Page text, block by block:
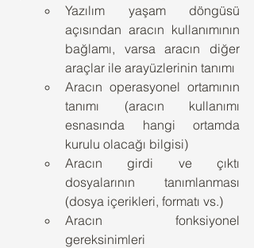
Yazılım yaşam döngüsü
açısından aracın kullanımının
bağlamı, varsa aracın diğer
araçlar ile arayüzlerinin tanımı
Aracın operasyonel ortamının
tanımı (aracın kullanımı
esnasında hangi ortamda
kurulu olacağı bilgisi)
Aracın girdi ve çıktı
dosyalarının tanımlanması
(dosya içerikleri, formatı vs.)
Aracın fonksiyonel
gereksinimleri